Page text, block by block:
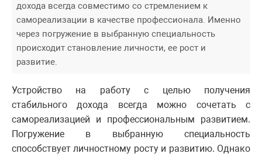
дохода всегда совместимо со стремлением к
самореализации в качестве профессионала. Именно
через погружение в выбранную специальность
происходит становление личности, ее рост и
развитие.
Устройство на работу с целью получения
стабильного дохода всегда можно сочетать с
самореализацией и профессиональным развитием.
Погружение в выбранную специальность
способствует личностному росту и развитию. Однако